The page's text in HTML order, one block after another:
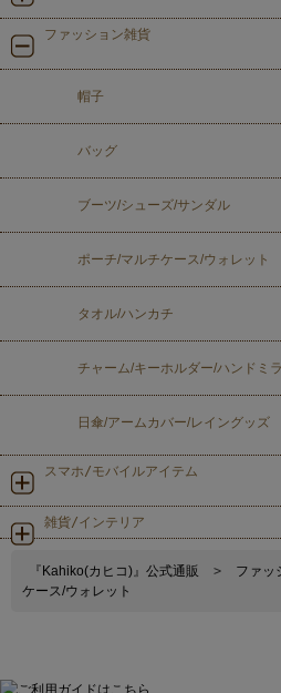
ファッション雑貨
帽子
バッグ
ブーツ/シューズ/サンダル
ポーチ/マルチケース/ウォレット
タオル/ハンカチ
チャーム/キーホルダー/ハンドミ
日傘/アームカバー/レイングッズ
スマホ/モバイルアイテム
雑貨/インテリア
『Kahiko(カヒコ)』公式通販 > ファッ
ケース/ウォレット